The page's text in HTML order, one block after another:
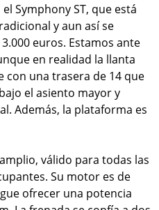
Symphony ST, que está
y aun así se
euros. Estamos ante
en realidad la llanta
con una trasera de 14 que
el asiento mayor y
Además, la plataforma es
válido para todas las
Su motor es de
ofrecer una potencia